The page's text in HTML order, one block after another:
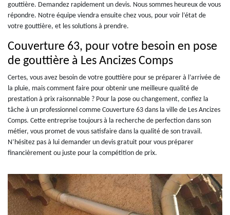
gouttière. Demandez rapidement un devis. Nous sommes heureux de vous
répondre. Notre équipe viendra ensuite chez vous, pour voir l’état de
votre gouttière, et les solutions à prendre.
Couverture 63, pour votre besoin en pose
de gouttière à Les Ancizes Comps
Certes, vous avez besoin de votre gouttière pour se préparer à l’arrivée de
la pluie, mais comment faire pour obtenir une meilleure qualité de
prestation à prix raisonnable ? Pour la pose ou changement, confiez la
tâche à un professionnel comme Couverture 63 dans la ville de Les Ancizes
Comps. Cette entreprise toujours à la recherche de perfection dans son
métier, vous promet de vous satisfaire dans la qualité de son travail.
N’hésitez pas à lui demander un devis gratuit pour vous préparer
financièrement ou juste pour la compétition de prix.